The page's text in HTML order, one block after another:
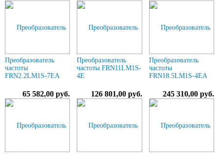
Преобразователь
частоты
FRN2.2LM1S-7EA
65 582,00 руб.
Преобразователь
частоты FRN11LM1S-
4E
126 801,00 руб.
Преобразователь
частоты
FRN18.5LM1S-4EA
245 310,00 руб.